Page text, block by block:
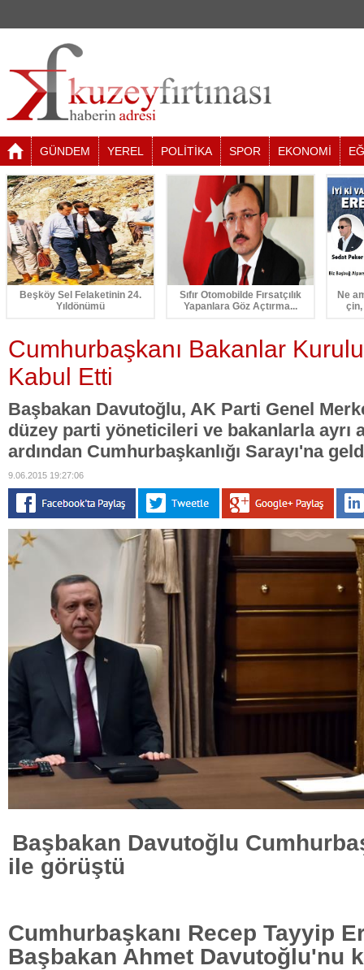
GÜNDEM YEREL POLİTİKA SPOR EKONOMİ
Beşköy Sel Felaketinin 24.
Yıldönümü
Sıfır Otomobilde Fırsatçılık
Yapanlara Göz Açtırma...
Ne
Cumhurbaşkanı Bakanlar
Kabul Etti
Başbakan Davutoğlu, AK Parti Genel
düzey parti yöneticileri ve bakanlarla ayrı
ardından Cumhurbaşkanlığı Sarayı'na
9.06.2015 19:27:06
Başbakan Davutoğlu
ile görüştü
Cumhurbaşkanı Recep Tayyip
Başbakan Ahmet Davutoğlu'nu